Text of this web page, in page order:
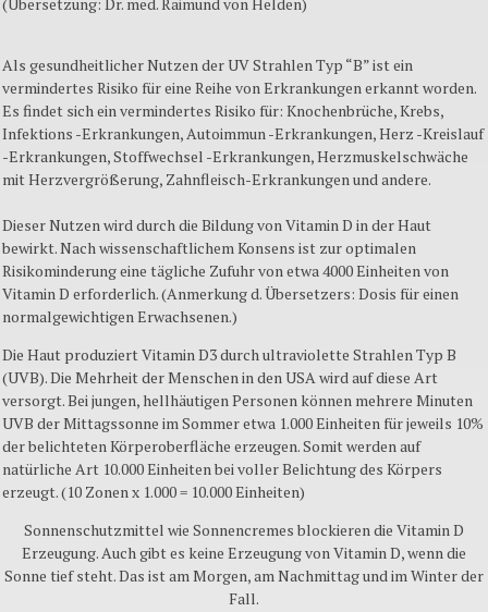
Als gesundheitlicher Nutzen der UV Strahlen Typ “B” ist ein
vermindertes Risiko für eine Reihe von Erkrankungen erkannt worden.
Es findet sich ein vermindertes Risiko für: Knochenbrüche, Krebs,
Infektions -Erkrankungen, Autoimmun -Erkrankungen, Herz -Kreislauf
-Erkrankungen, Stoffwechsel -Erkrankungen, Herzmuskelschwäche
mit Herzvergrößerung, Zahnfleisch-Erkrankungen und andere.
Dieser Nutzen wird durch die Bildung von Vitamin D in der Haut
bewirkt. Nach wissenschaftlichem Konsens ist zur optimalen
Risikominderung eine tägliche Zufuhr von etwa 4000 Einheiten von
Vitamin D erforderlich. (Anmerkung d. Übersetzers: Dosis für einen
normalgewichtigen Erwachsenen.)
Die Haut produziert Vitamin D3 durch ultraviolette Strahlen Typ B
(UVB). Die Mehrheit der Menschen in den USA wird auf diese Art
versorgt. Bei jungen, hellhäutigen Personen können mehrere Minuten
UVB der Mittagssonne im Sommer etwa 1.000 Einheiten für jeweils 10%
der belichteten Körperoberfläche erzeugen. Somit werden auf
natürliche Art 10.000 Einheiten bei voller Belichtung des Körpers
erzeugt. (10 Zonen x 1.000 = 10.000 Einheiten)
Sonnenschutzmittel wie Sonnencremes blockieren die Vitamin D
Erzeugung. Auch gibt es keine Erzeugung von Vitamin D, wenn die
Sonne tief steht. Das ist am Morgen, am Nachmittag und im Winter der
Fall.